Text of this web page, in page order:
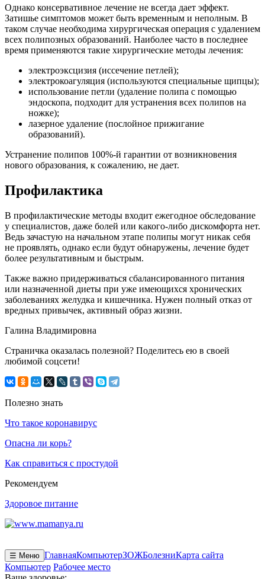
Однако консервативное лечение не всегда дает эффект.
Затишье симптомов может быть временным и неполным. В
таком случае необходима хирургическая операция с удалением
всех полипозных образований. Наиболее часто в последнее
время применяются такие хирургические методы лечения:
электроэксцизия (иссечение петлей);
электрокоагуляция (используются специальные щипцы);
использование петли (удаление полипа с помощью
эндоскопа, подходит для устранения всех полипов на
ножке);
лазерное удаление (послойное прижигание
образований).
Устранение полипов 100%-й гарантии от возникновения
нового образования, к сожалению, не дает.
Профилактика
В профилактические методы входит ежегодное обследование
у специалистов, даже болей или какого-либо дискомфорта нет.
Ведь зачастую на начальном этапе полипы могут никак себя
не проявлять, однако если будут обнаружены, лечение будет
более результативным и быстрым.
Также важно придерживаться сбалансированного питания
или назначенной диеты при уже имеющихся хронических
заболеваниях желудка и кишечника. Нужен полный отказ от
вредных привычек, активный образ жизни.
Галина Владимировна
Страничка оказалась полезной? Поделитесь ею в своей
любимой соцсети!
Полезно знать
Что такое коронавирус
Опасна ли корь?
Как справиться с простудой
Рекомендуем
Здоровое питание
☰ Меню ГлавнаяКомпьютерЗОЖБолезниКарта сайта
Компьютер Рабочее место